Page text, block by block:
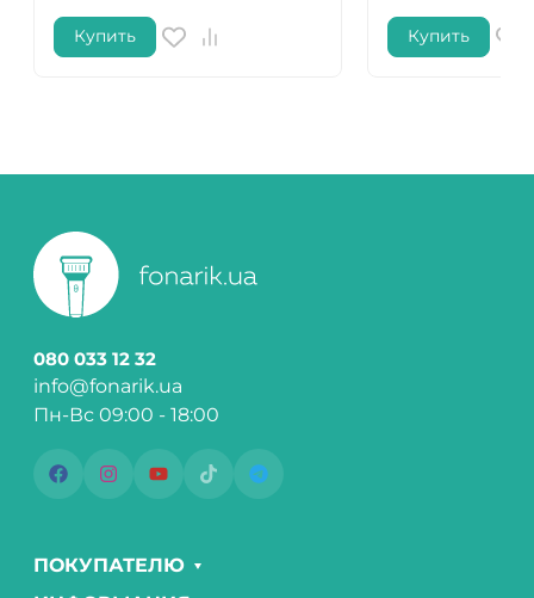
Купить Купить
080 033 12 32
info@fonarik.ua
Пн-Вс 09:00 - 18:00
ПОКУПАТЕЛЮ